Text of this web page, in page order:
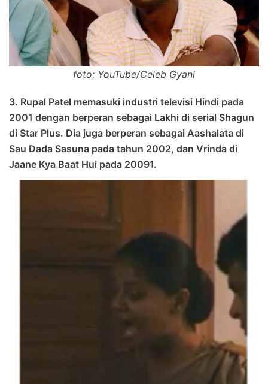
foto: YouTube/Celeb Gyani
3. Rupal Patel memasuki industri televisi Hindi pada
2001 dengan berperan sebagai Lakhi di serial Shagun
di Star Plus. Dia juga berperan sebagai Aashalata di
Sau Dada Sasuna pada tahun 2002, dan Vrinda di
Jaane Kya Baat Hui pada 20091.